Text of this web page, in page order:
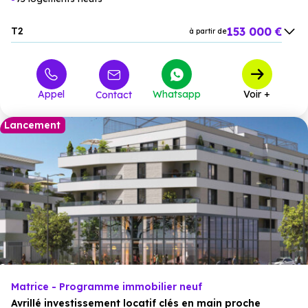
T2 à partir de153 000 €
à partir de 362 000 €
Appel Contact Whatsapp Voir +
Lancement
Matrice - Programme immobilier neuf
Avrillé investissement locatif clés en main proche